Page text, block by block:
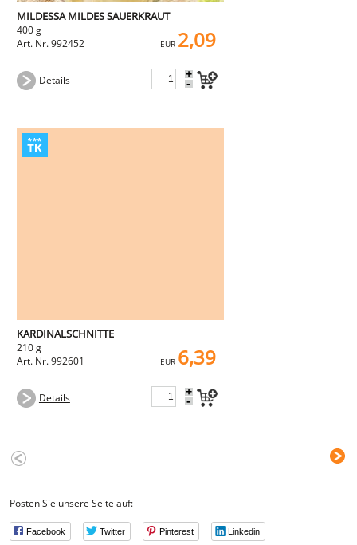
MILDESSA MILDES SAUERKRAUT
400 g
Art. Nr. 992452
EUR 2,09
Details +
-
KARDINALSCHNITTE
210 g
Art. Nr. 992601
EUR 6,39
Details +
-
Posten Sie unsere Seite auf:
Facebook Twitter Pinterest Linkedin